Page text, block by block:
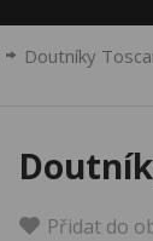
Doutníky
Přidat do